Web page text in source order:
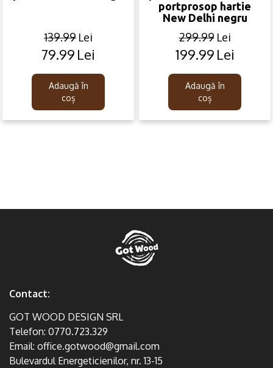
139.99 Lei
Original
was:
139.99lei.
79.99 Lei
Current
is:
79.99lei.
Adaugă în
coș
portprosop hartie
New Delhi negru
299.99 Lei
Original
was:
299.99lei.
199.99 Lei
Current
is:
199.99lei.
Adaugă în
coș
Contact:
GOT WOOD DESIGN SRL
Telefon: 0770.723.329
Email: office.gotwood@gmail.com
Bulevardul Energeticienilor, nr. 13-15